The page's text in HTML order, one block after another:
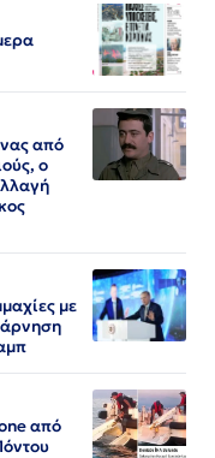
από
ο
με
άρνηση
από